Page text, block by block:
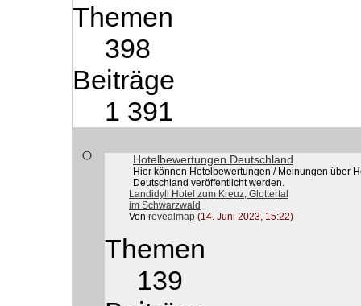
Themen
398
Beiträge
1 391
Hotelbewertungen Deutschland
Hier können Hotelbewertungen / Meinungen über
Deutschland veröffentlicht werden.
Landidyll Hotel zum Kreuz, Glottertal
im Schwarzwald
Von revealmap (14. Juni 2023, 15:22)
Themen
139